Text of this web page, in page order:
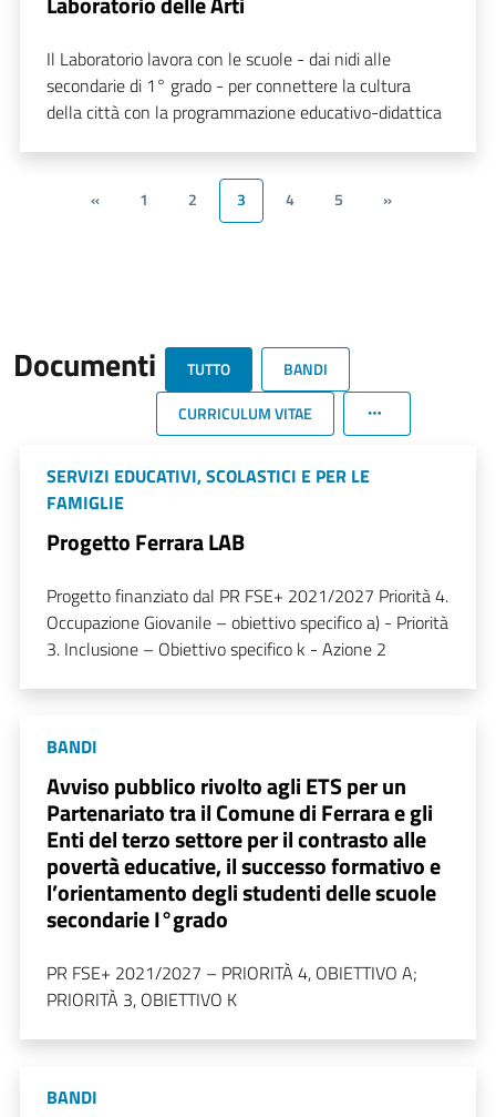
Il Laboratorio lavora con le scuole - dai nidi alle
secondarie di 1° grado - per connettere la cultura
della città con la programmazione educativo-didattica
« 1 2 3 4 5 »
Documenti TUTTO
BANDI
CURRICULUM VITAE
SERVIZI EDUCATIVI, SCOLASTICI E PER LE
FAMIGLIE
Progetto Ferrara LAB
Progetto finanziato dal PR FSE+ 2021/2027 Priorità 4.
Occupazione Giovanile – obiettivo specifico a) - Priorità
3. Inclusione – Obiettivo specifico k - Azione 2
BANDI
Avviso pubblico rivolto agli ETS per un
Partenariato tra il Comune di Ferrara e gli
Enti del terzo settore per il contrasto alle
povertà educative, il successo formativo e
l’orientamento degli studenti delle scuole
secondarie I°grado
PR FSE+ 2021/2027 – PRIORITÀ 4, OBIETTIVO A;
PRIORITÀ 3, OBIETTIVO K
BANDI